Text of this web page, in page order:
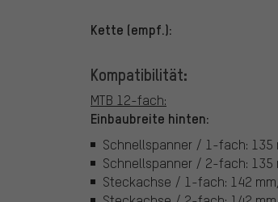
Kette (empf.):
Kompatibilität:
MTB 12-fach:
Einbaubreite hinten:
Schnellspanner / 1-fach: 135
Schnellspanner / 2-fach: 135
Steckachse / 1-fach: 142